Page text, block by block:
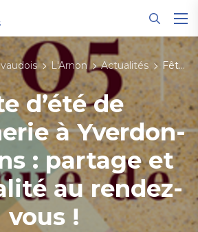
L'Arnon Actualités Fête d’été de l'Aumônerie à Yverdon-les-Bains : partage et convivialité au rendez-vous !
d’été de
à Yverdon-
: partage et
au rendez-
vous !
cookies